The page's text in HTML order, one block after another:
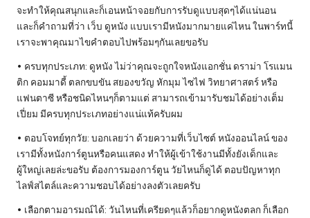
จะทำให้คุณสนุกและก็เอนหน้าจอยกับการรับดูแบบสุดๆได้แน่นอน
และก็คำถามที่ว่า เว็บ ดูหนัง แบบเรามีหนังมากมายแค่ไหน ในพาร์ทนี้
เราจะพาคุณมาไขคำตอบไปพร้อมๆกันเลยขอรับ
• ครบทุกประเภท: ดูหนังไม่ว่าคุณจะถูกใจหนังแอกชั่น ดราม่า โรแมน
ติก คอมมาดี้ ตลกขบขัน สยองขวัญ หักมุม ไซไฟ วิทยาศาสตร์ หรือ
แฟนตาซี หรือชนิดไหนๆก็ตามแต่ สามารถเข้ามารับชมได้อย่างเต็ม
เปี่ยม มีครบทุกประเภทอย่างแน่แท้ครับผม
• ตอบโจทย์ทุกวัย: บอกเลยว่า ด้วยความที่เว็บไซต์ หนังออนไลน์ ของ
เรามีทั้งหนังการ์ตูนหรือคนแสดง ทำให้ผู้เข้าใช้งานมีทั้งยังเด็กและ
ผู้ใหญ่เลยล่ะขอรับ ต้องการมองการ์ตูน วัยไหนก็ดูได้ ตอบปัญหาทุก
ไลฟ์สไตล์และความชอบได้อย่างลงตัวเลยครับ
• เลือกตามอารมณ์ได้: วันไหนที่เครียดๆแล้วก็อยากดูหนังตลก ก็เลือก